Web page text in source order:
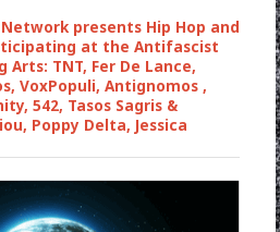
presents Hip Hop and
at the Antifascist
TNT, Fer De Lance,
VoxPopuli, Antignomos ,
542, Tasos Sagris &
Poppy Delta, Jessica